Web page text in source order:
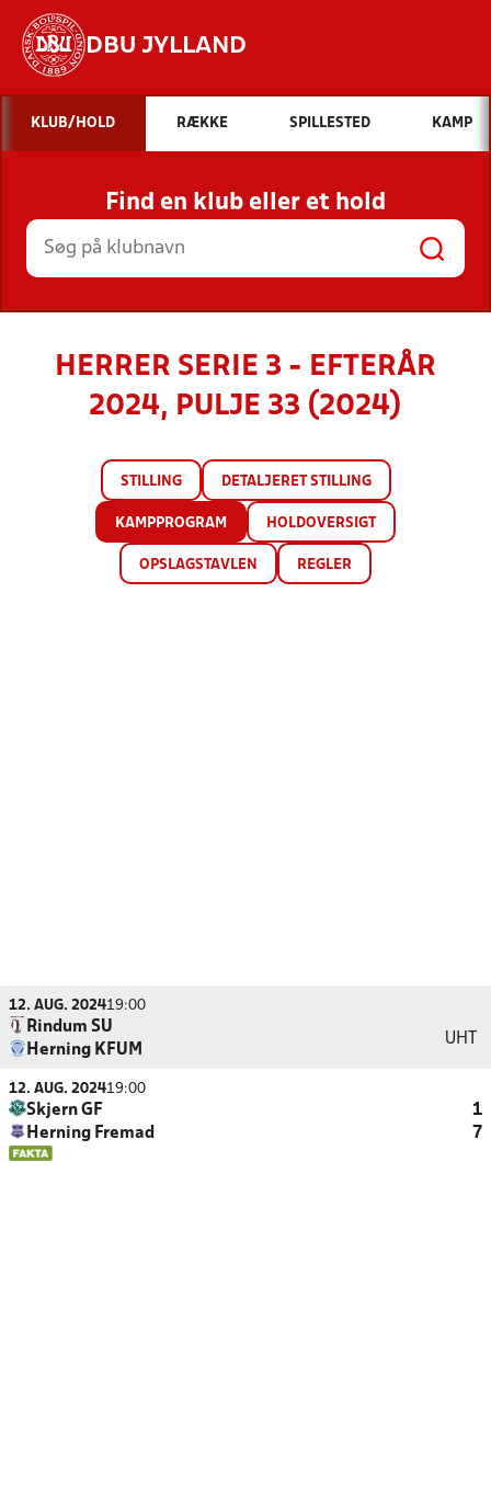
DBU JYLLAND
Hvad vil du søge efter?
INDHOLD OG NYHEDER
STILLINGER, RESULTATER, KLUBBER OG
HOLD
KLUB/HOLD RÆKKE SPILLESTED KAMP
Find en klub eller et hold
HERRER SERIE 3 - EFTERÅR
2024, PULJE 33 (2024)
STILLING DETALJERET STILLING
KAMPPROGRAM HOLDOVERSIGT
OPSLAGSTAVLEN REGLER
12. AUG. 202419:00
Rindum SU
Herning KFUM
UHT
12. AUG. 202419:00
Skjern GF
1
Herning Fremad
7